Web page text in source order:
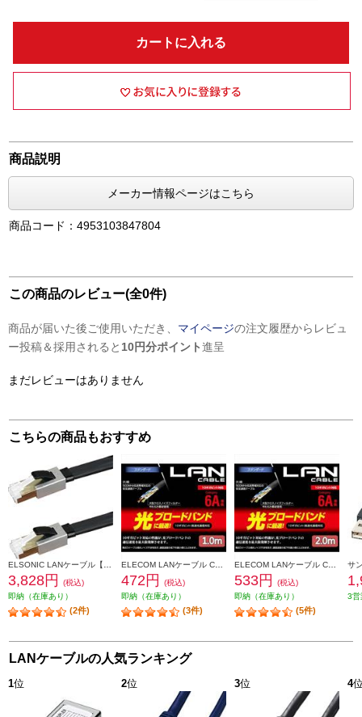
カートに入れる
商品説明
メーカー情報ページはこちら
商品コード：4953103847804
この商品のレビュー(全0件)
商品が届いた後ご使用いただき、 マイページの注文履歴からレビュ
ー投稿＆採用されると 10円分ポイント進呈
まだレビューはありません
こちらの商品もおすすめ
3,828円
(税込)
即納（在庫あり）
(2件)
472円
(税込)
即納（在庫あり）
(3件)
533円
(税込)
即納（在庫あり）
(5件)
3営
LANケーブルの人気ランキング
1位 2位 3位 4